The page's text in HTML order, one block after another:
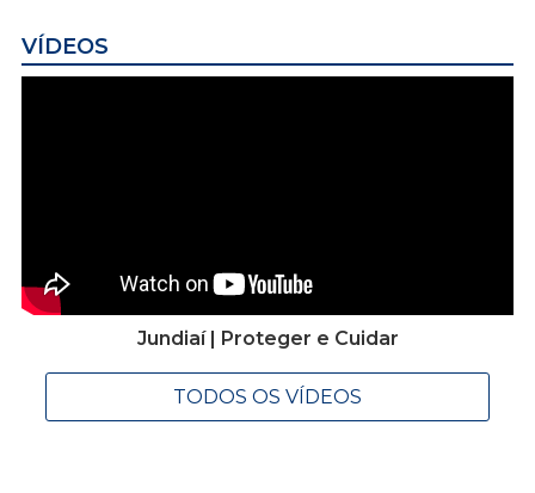
VÍDEOS
Jundiaí | Proteger e Cuidar
TODOS OS VÍDEOS